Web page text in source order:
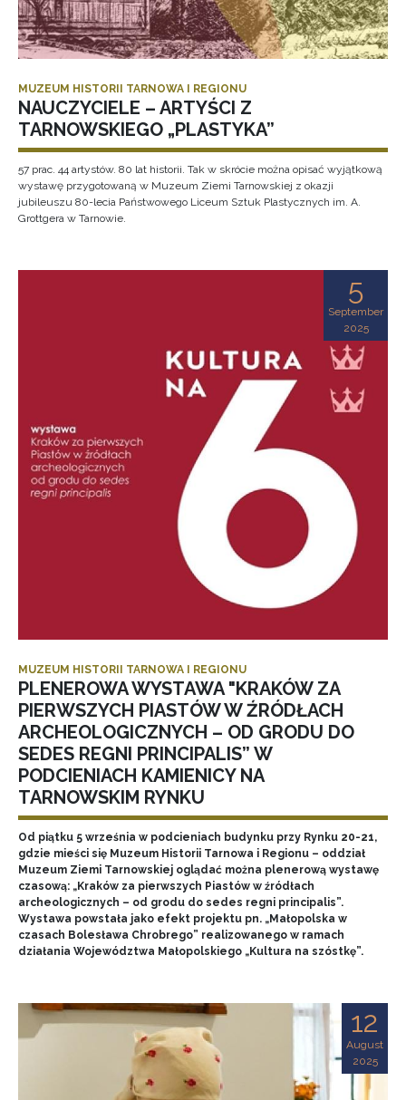
MUZEUM HISTORII TARNOWA I REGIONU
NAUCZYCIELE – ARTYŚCI Z
TARNOWSKIEGO „PLASTYKA”
57 prac. 44 artystów. 80 lat historii. Tak w skrócie można opisać wyjątkową
wystawę przygotowaną w Muzeum Ziemi Tarnowskiej z okazji
jubileuszu 80-lecia Państwowego Liceum Sztuk Plastycznych im. A.
Grottgera w Tarnowie.
5
September
2025
MUZEUM HISTORII TARNOWA I REGIONU
PLENEROWA WYSTAWA "KRAKÓW ZA
PIERWSZYCH PIASTÓW W ŹRÓDŁACH
ARCHEOLOGICZNYCH – OD GRODU DO
SEDES REGNI PRINCIPALIS” W
PODCIENIACH KAMIENICY NA
TARNOWSKIM RYNKU
Od piątku 5 września w podcieniach budynku przy Rynku 20-21,
gdzie mieści się Muzeum Historii Tarnowa i Regionu – oddział
Muzeum Ziemi Tarnowskiej oglądać można plenerową wystawę
czasową: „Kraków za pierwszych Piastów w źródłach
archeologicznych – od grodu do sedes regni principalis”.
Wystawa powstała jako efekt projektu pn. „Małopolska w
czasach Bolesława Chrobrego” realizowanego w ramach
działania Województwa Małopolskiego „Kultura na szóstkę”.
12
August
2025